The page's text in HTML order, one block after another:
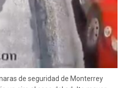
de seguridad de Monterrey